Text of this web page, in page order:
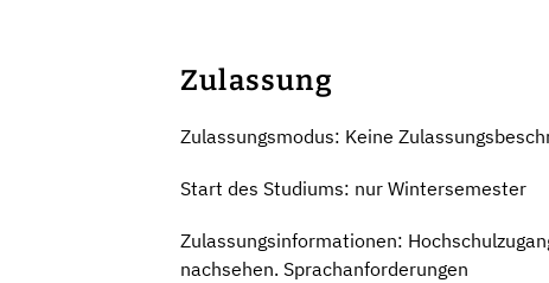
Zulassung
Zulassungsmodus: Keine
Start des Studiums: nur Wintersemester
Zulassungsinformationen:
nachsehen. Sprachanforderungen